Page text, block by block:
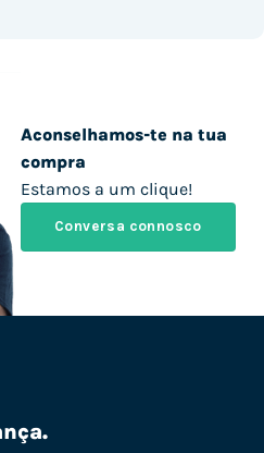
Aconselhamos-te na tua
compra
Estamos a um clique!
Conversa connosco